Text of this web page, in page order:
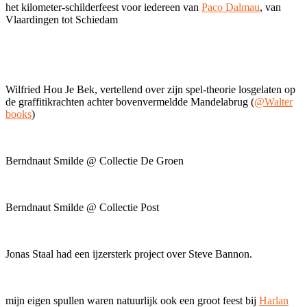
het kilometer-schilderfeest voor iedereen van Paco Dalmau, van
Vlaardingen tot Schiedam
Wilfried Hou Je Bek, vertellend over zijn spel-theorie losgelaten op
de graffitikrachten achter bovenvermeldde Mandelabrug (@Walter
books)
Berndnaut Smilde @ Collectie De Groen
Berndnaut Smilde @ Collectie Post
Jonas Staal had een ijzersterk project over Steve Bannon.
mijn eigen spullen waren natuurlijk ook een groot feest bij Harlan